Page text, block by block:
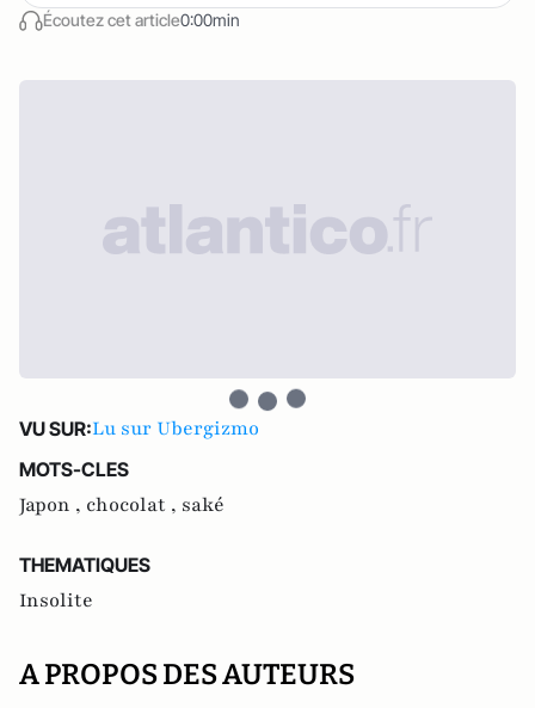
Écoutez cet article0:00min
VU SUR:Lu sur Ubergizmo
MOTS-CLES
Japon , chocolat , saké
THEMATIQUES
Insolite
A PROPOS DES AUTEURS